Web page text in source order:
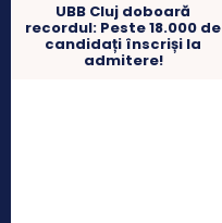
UBB Cluj doboară
recordul: Peste 18.000 de
candidați înscriși la
admitere!